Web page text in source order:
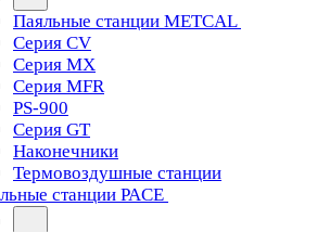
Паяльные станции METCAL
Серия CV
Серия MX
Серия MFR
PS-900
Серия GT
Наконечники
Термовоздушные станции
станции PACE